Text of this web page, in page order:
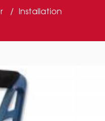
Installation